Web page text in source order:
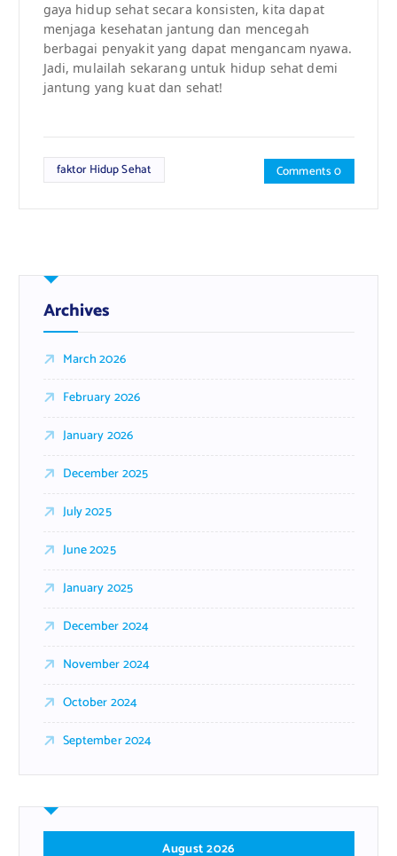
gaya hidup sehat secara konsisten, kita dapat
menjaga kesehatan jantung dan mencegah
berbagai penyakit yang dapat mengancam nyawa.
Jadi, mulailah sekarang untuk hidup sehat demi
jantung yang kuat dan sehat!
faktor Hidup Sehat Comments 0
Archives
March 2026
February 2026
January 2026
December 2025
July 2025
June 2025
January 2025
December 2024
November 2024
October 2024
September 2024
August 2026